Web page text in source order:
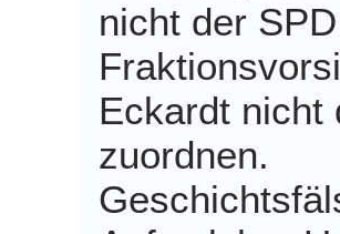
nicht der
Eckardt nicht
zuordnen.